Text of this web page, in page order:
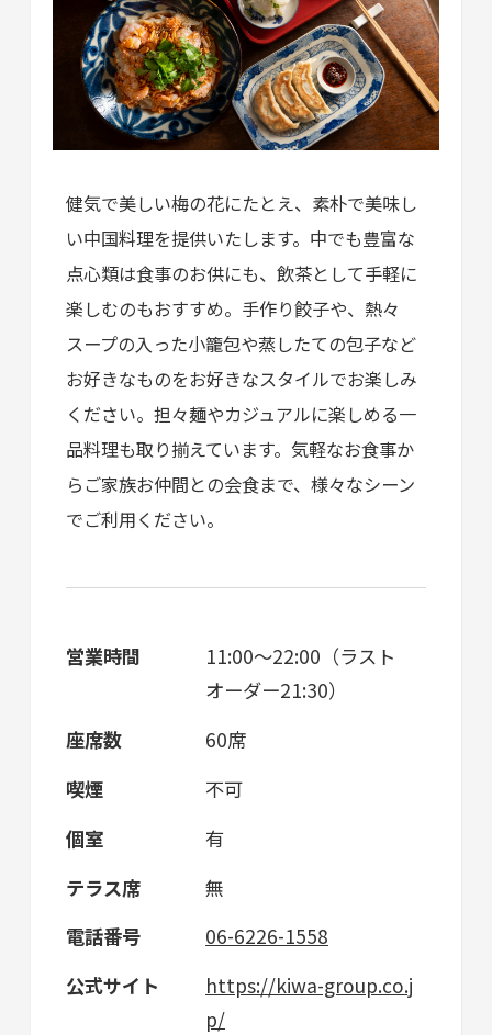
健気で美しい梅の花にたとえ、素朴で美味し
い中国料理を提供いたします。中でも豊富な
点心類は食事のお供にも、飲茶として手軽に
楽しむのもおすすめ。手作り餃子や、熱々
スープの入った小籠包や蒸したての包子など
お好きなものをお好きなスタイルでお楽しみ
ください。担々麺やカジュアルに楽しめる一
品料理も取り揃えています。気軽なお食事か
らご家族お仲間との会食まで、様々なシーン
でご利用ください。
営業時間
11:00～22:00（ラスト
オーダー21:30）
座席数
60席
喫煙
不可
個室
有
テラス席
無
電話番号
06-6226-1558
公式サイト
https://kiwa-group.co.j
p/